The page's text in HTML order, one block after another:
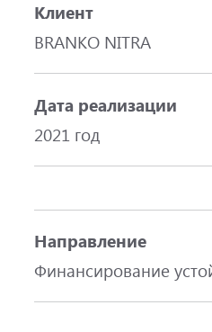
Клиент
BRANKO NITRA
Дата реализации
2021 год
Направление
Финансирование